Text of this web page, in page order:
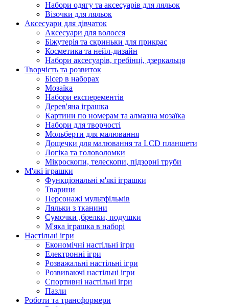
Набори одягу та аксесуарів для ляльок
Візочки для ляльок
Аксесуари для дівчаток
Аксесуари для волосся
Біжутерія та скриньки для прикрас
Косметика та нейл-дизайн
Набори аксесуарів, гребінці, дзеркальця
Творчість та розвиток
Бісер в наборах
Мозаїка
Набори експерементів
Дерев'яна іграшка
Картини по номерам та алмазна мозаїка
Набори для творчості
Мольберти для малювання
Дощечки для малювання та LCD планшети
Логіка та головоломки
Мікроскопи, телескопи, підзорні труби
М'які іграшки
Функціональні м'які іграшки
Тварини
Персонажі мультфільмів
Ляльки з тканини
Сумочки ,брелки, подушки
М'яка іграшка в наборі
Настільні ігри
Економічні настільні ігри
Електронні ігри
Розважальні настільні ігри
Розвиваючі настільні ігри
Спортивні настільні ігри
Пазли
Роботи та трансформери